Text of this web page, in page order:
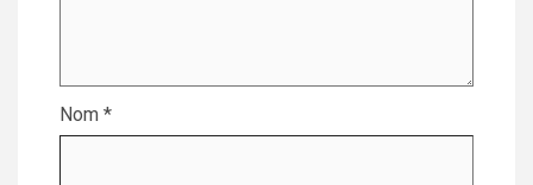
Nom *